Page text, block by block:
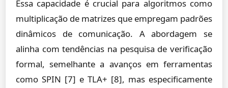
Essa capacidade é crucial para algoritmos como
multiplicação de matrizes que empregam padrões
dinâmicos de comunicação. A abordagem se
alinha com tendências na pesquisa de verificação
formal, semelhante a avanços em ferramentas
como SPIN [7] e TLA+ [8], mas especificamente